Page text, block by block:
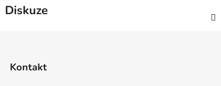
Diskuze
Kontakt